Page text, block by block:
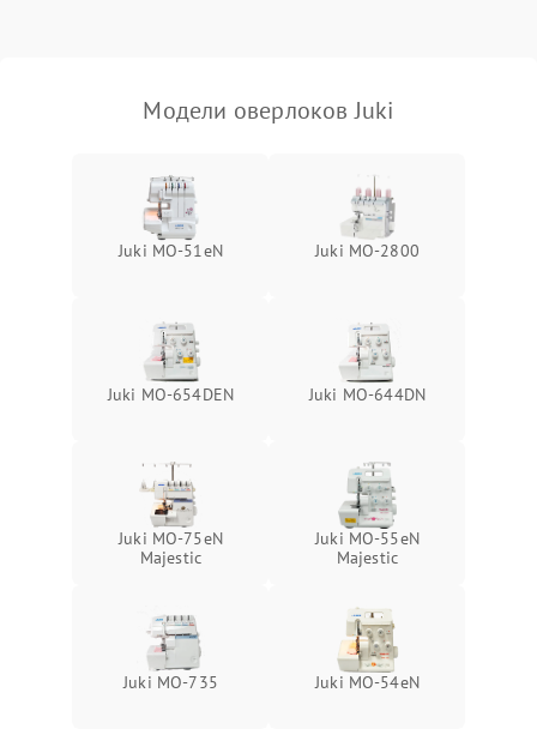
Модели оверлоков Juki
Juki MO-51eN Juki MO-2800
Juki MO-654DEN Juki MO-644DN
Juki MO-75eN
Majestic
Juki MO-55eN
Majestic
Juki MO-735 Juki MO-54eN